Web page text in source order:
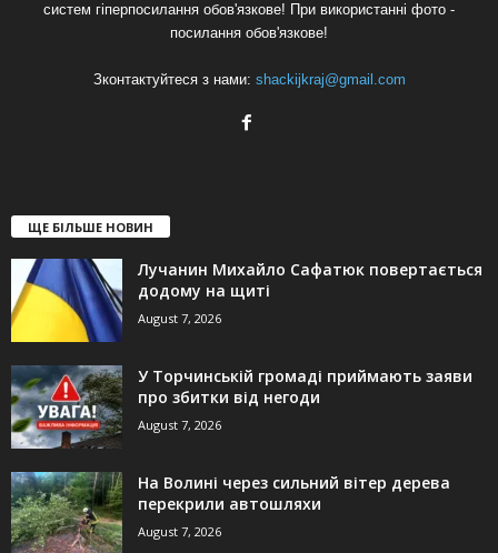
систем гіперпосилання обов'язкове! При використанні фото -
посилання обов'язкове!
Зконтактуйтеся з нами: shackijkraj@gmail.com
ЩЕ БІЛЬШЕ НОВИН
Лучанин Михайло Сафатюк повертається
додому на щиті
August 7, 2026
У Торчинській громаді приймають заяви
про збитки від негоди
August 7, 2026
На Волині через сильний вітер дерева
перекрили автошляхи
August 7, 2026